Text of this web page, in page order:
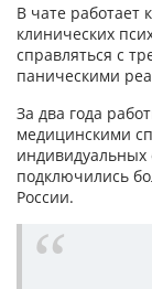
В чате работает
клинических
справляться с
паническими
За два года
медицинскими
подключились
России.